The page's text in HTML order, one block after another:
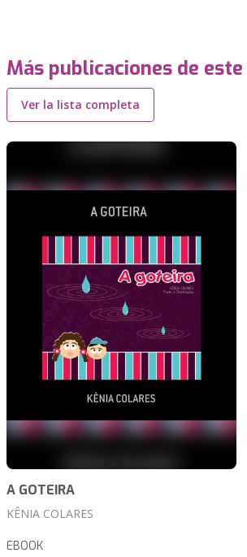
Más publicaciones de
Ver la lista completa
A GOTEIRA
KÊNIA COLARES
EBOOK